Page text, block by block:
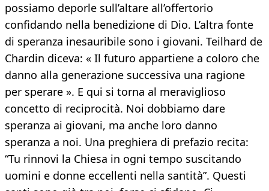
possiamo deporle sull’altare all’offertorio
confidando nella benedizione di Dio. L’altra fonte
di speranza inesauribile sono i giovani. Teilhard de
Chardin diceva: « Il futuro appartiene a coloro che
danno alla generazione successiva una ragione
per sperare ». E qui si torna al meraviglioso
concetto di reciprocità. Noi dobbiamo dare
speranza ai giovani, ma anche loro danno
speranza a noi. Una preghiera di prefazio recita:
“Tu rinnovi la Chiesa in ogni tempo suscitando
uomini e donne eccellenti nella santità”. Questi